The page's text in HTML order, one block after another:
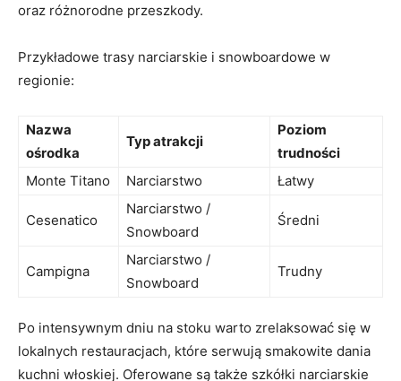
oraz różnorodne przeszkody.
Przykładowe ‍trasy⁢ narciarskie⁢ i snowboardowe w
regionie:
Nazwa
ośrodka
Typ atrakcji
Poziom
trudności
Monte Titano
Narciarstwo Łatwy
Cesenatico
Narciarstwo /
Snowboard
Średni
Campigna
Narciarstwo /
‌Snowboard
Trudny
Po intensywnym dniu na stoku‍ warto zrelaksować‍ się ⁤w
lokalnych restauracjach, które serwują smakowite dania ​
kuchni⁤ włoskiej. Oferowane są‍ także szkółki narciarskie